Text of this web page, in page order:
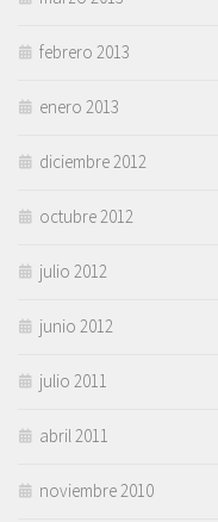
febrero 2013
enero 2013
diciembre 2012
octubre 2012
julio 2012
junio 2012
julio 2011
abril 2011
noviembre 2010